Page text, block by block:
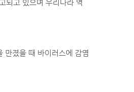
되고 있으며 우리나라 역
만졌을 때 바이러스에 감염